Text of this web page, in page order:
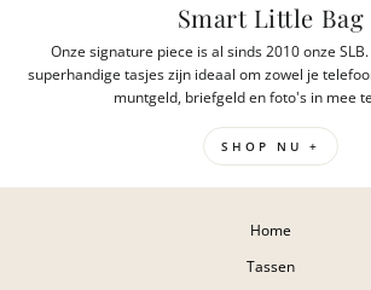
Smart Little Bag
Onze signature piece is al sinds 2010 onze
superhandige tasjes zijn ideaal om zowel je
muntgeld, briefgeld en foto's in mee
SHOP NU +
Home
Tassen